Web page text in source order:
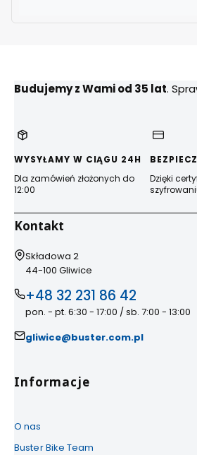
Budujemy z Wami od 35 lat.
WYSYŁAMY W CIĄGU 24H
Dla zamówień złożonych do
12:00
Dzięki
Kontakt
Adres:
Składowa 2
44-100 Gliwice
+48 32 231 86 42
pon. - pt. 6:30 - 17:00 / sb. 7:00 - 13:00
gliwice@buster.com.pl
Linki w stopce
Informacje
O nas
Buster Bike Team